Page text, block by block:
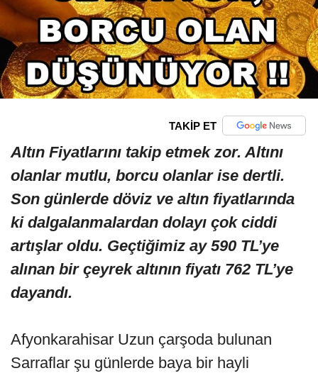
TAKİP ET
Altın Fiyatlarını takip etmek zor. Altını
olanlar mutlu, borcu olanlar ise dertli.
Son günlerde döviz ve altın fiyatlarında
ki dalgalanmalardan dolayı çok ciddi
artışlar oldu. Geçtiğimiz ay 590 TL’ye
alınan bir çeyrek altının fiyatı 762 TL’ye
dayandı.
Afyonkarahisar Uzun çarşoda bulunan
Sarraflar şu günlerde baya bir hayli